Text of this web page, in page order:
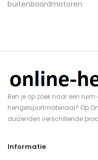
Ben je op zoek naar een
hengelsportmateriaal? Op
duizenden verschillende
Informatie